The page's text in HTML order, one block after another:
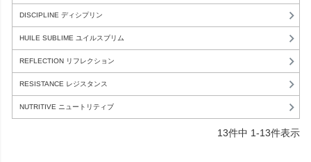
DISCIPLINE ディシプリン
HUILE SUBLIME ユイルスブリム
REFLECTION リフレクション
RESISTANCE レジスタンス
NUTRITIVE ニュートリティブ
13件中 1-13件表示